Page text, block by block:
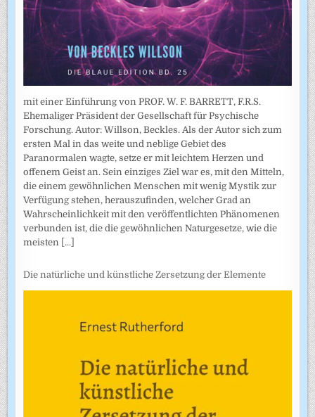
mit einer Einführung von PROF. W. F. BARRETT, F.R.S.
Ehemaliger Präsident der Gesellschaft für Psychische
Forschung. Autor: Willson, Beckles. Als der Autor sich zum
ersten Mal in das weite und neblige Gebiet des
Paranormalen wagte, setze er mit leichtem Herzen und
offenem Geist an. Sein einziges Ziel war es, mit den Mitteln,
die einem gewöhnlichen Menschen mit wenig Mystik zur
Verfügung stehen, herauszufinden, welcher Grad an
Wahrscheinlichkeit mit den veröffentlichten Phänomenen
verbunden ist, die die gewöhnlichen Naturgesetze, wie die
meisten [...]
Die natürliche und künstliche Zersetzung der Elemente